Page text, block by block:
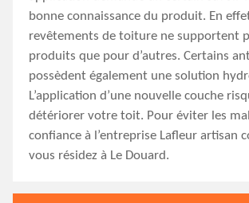
bonne connaissance du produit. En
revêtements de toiture ne supportent
produits que pour d’autres. Certains
possèdent également une solution
L’application d’une nouvelle couche
détériorer votre toit. Pour éviter les
confiance à l’entreprise Lafleur artisan
vous résidez à Le Douard.